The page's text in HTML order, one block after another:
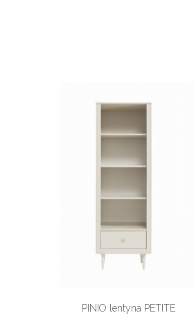
PINIO lentyna PETITE